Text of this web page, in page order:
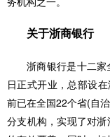
关于浙商银行
浙商银行是十二
日正式开业，总部设
前已在全国22个省(自
分支机构，实现了对